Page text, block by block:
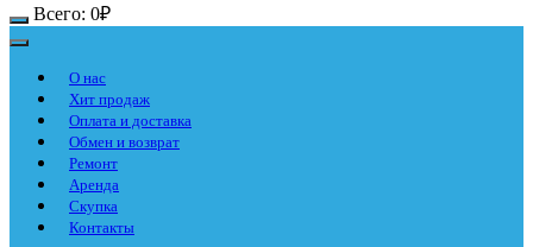
Всего: 0₽
О нас
Хит продаж
Оплата и доставка
Обмен и возврат
Ремонт
Аренда
Скупка
Контакты